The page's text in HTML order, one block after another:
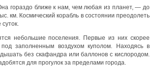
гораздо ближе к нам, чем любая из планет, — до
км. Космический корабль в состоя­нии преодолеть
суток.
небольшие по­селения. Первые из них скорее
под заполненным воздухом куполом. На­ходясь в
без скафандра или баллонов с кислородом.
для прогулок за пре­делами города.